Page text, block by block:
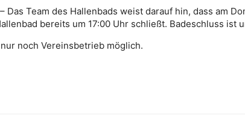
Das Team des Hallenbads weist darauf hin, dass am
bereits um 17:00 Uhr schließt. Badeschluss ist
noch Vereinsbetrieb möglich.